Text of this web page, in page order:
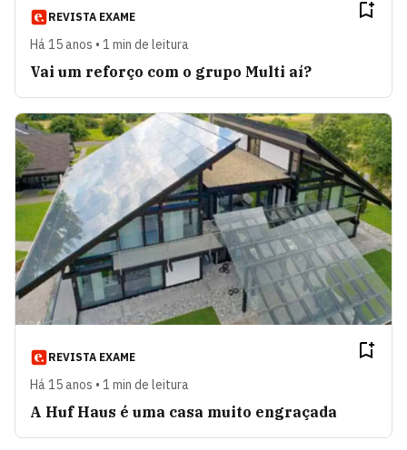
REVISTA EXAME
Há 15 anos • 1 min de leitura
Vai um reforço com o grupo Multi aí?
REVISTA EXAME
Há 15 anos • 1 min de leitura
A Huf Haus é uma casa muito engraçada